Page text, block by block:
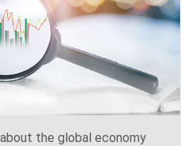
the global economy